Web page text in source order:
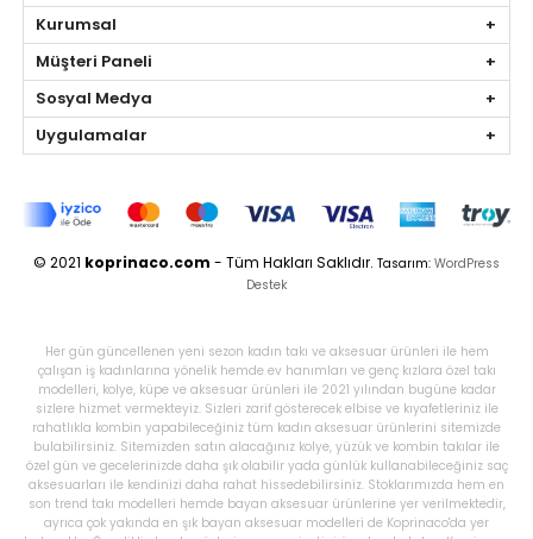
Kurumsal
Müşteri Paneli
Sosyal Medya
Uygulamalar
© 2021 koprinaco.com - Tüm Hakları Saklıdır. Tasarım: WordPress
Destek
Her gün güncellenen yeni sezon kadın takı ve aksesuar ürünleri ile hem
çalışan iş kadınlarına yönelik hemde ev hanımları ve genç kızlara özel takı
modelleri, kolye, küpe ve aksesuar ürünleri ile 2021 yılından bugüne kadar
sizlere hizmet vermekteyiz. Sizleri zarif gösterecek elbise ve kıyafetleriniz ile
rahatlıkla kombin yapabileceğiniz tüm kadın aksesuar ürünlerini sitemizde
bulabilirsiniz. Sitemizden satın alacağınız kolye, yüzük ve kombin takılar ile
özel gün ve gecelerinizde daha şık olabilir yada günlük kullanabileceğiniz saç
aksesuarları ile kendinizi daha rahat hissedebilirsiniz. Stoklarımızda hem en
son trend takı modelleri hemde bayan aksesuar ürünlerine yer verilmektedir,
ayrıca çok yakında en şık bayan aksesuar modelleri de Koprinaco'da yer